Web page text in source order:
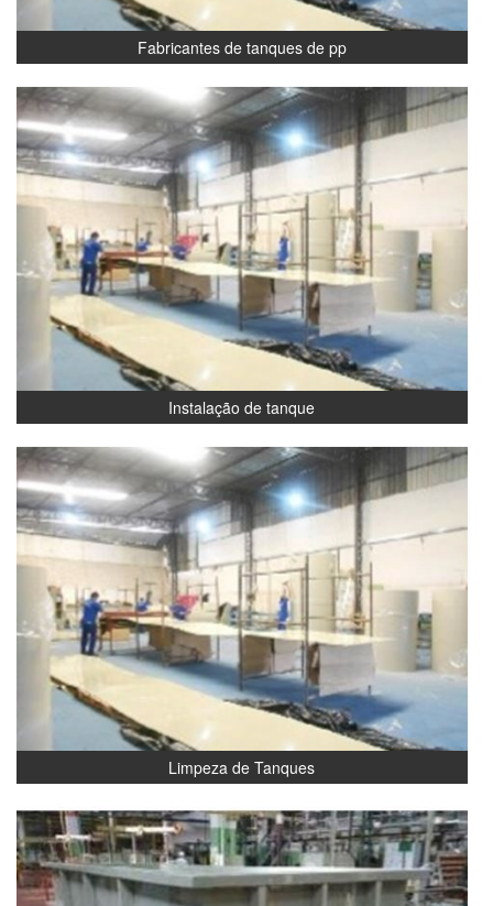
Fabricantes de tanques de pp
Instalação de tanque
Limpeza de Tanques